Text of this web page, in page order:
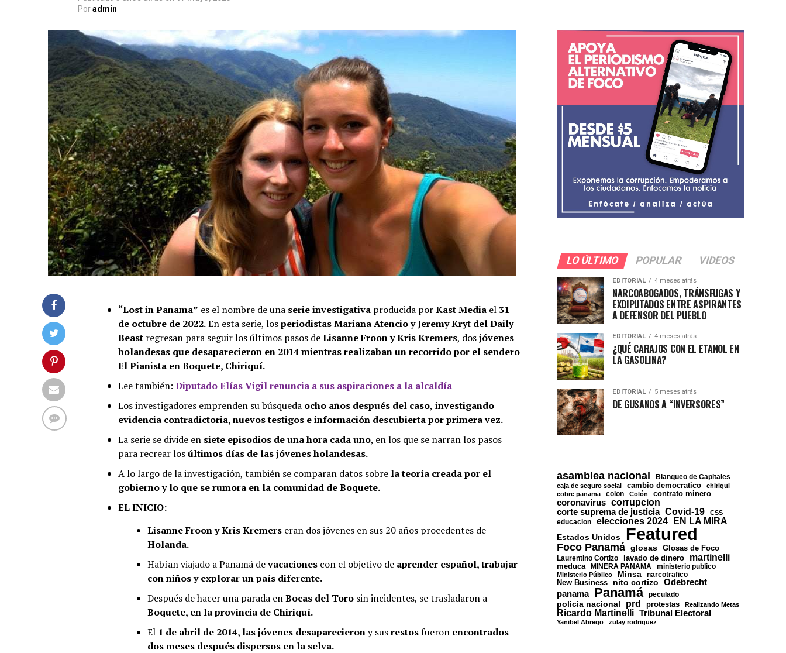
Poradmin
“Lost in Panama” es el nombre de una serie investigativa producida porKast Media el 31
de octubre de 2022.En esta serie, losperiodistas Mariana Atencio y Jeremy Kryt del Daily
Beast regresan para seguir los últimos pasos deLisanne Froon y Kris Kremers, dosjóvenes
holandesas que desaparecieron en 2014 mientras realizaban un recorrido por el sendero
El Pianista en Boquete, Chiriquí.
Lee también: Diputado Elías Vigil renuncia a sus aspiraciones a la alcaldía
Los investigadores emprenden su búsqueda ocho años después del caso, investigando
evidencia contradictoria, nuevos testigos e información descubierta por primera vez.
La serie se divide en siete episodios de una hora cada uno, en los que se narran los pasos
para recrear losúltimos días de las jóvenes holandesas.
A lo largo de la investigación, también se comparan datos sobre la teoría creada por el
gobierno y lo que se rumora en la comunidad de Boquete.
EL INICIO:
Lisanne Froon y Kris Kremers eran dos jóvenes en sus 20 años procedentes de
Holanda.
Habían viajado a Panamá devacaciones con el objetivo de aprender español, trabajar
con niños y explorar un país diferente.
Después de hacer una parada enBocas del Toro sin incidentes, se trasladaron a
Boquete, en la provincia de Chiriquí.
El 1 de abril de 2014, las jóvenes desaparecierony susrestosfueron encontrados
dos meses después dispersos en la selva.
LO ÚLTIMO POPULAR VIDEOS
EDITORIAL 4 meses atrás
NARCOABOGADOS, TRÁNSFUGAS Y
EXDIPUTADOS ENTRE ASPIRANTES
A DEFENSOR DEL PUEBLO
EDITORIAL 4 meses atrás
¿QUÉ CARAJOS CON EL ETANOL EN
LA GASOLINA?
EDITORIAL 5 meses atrás
DE GUSANOS A “INVERSORES”
asamblea nacional Blanqueo de Capitales
caja de seguro social cambio democratico
chiriqui
cobre panama
colon Colón contrato minero
coronavirus corrupcion
corte suprema de justicia Covid-19 CSS
educacion elecciones 2024 EN LA MIRA
Estados Unidos Featured
Foco Panamá glosas Glosas de Foco
Laurentino Cortizo lavado de dinero martinelli
meduca MINERA PANAMA ministerio publico
Ministerio Público Minsa
narcotrafico
New Business
nito cortizo Odebrecht
panama Panamá peculado
policia nacional prd protestas Realizando Metas
Ricardo Martinelli Tribunal Electoral
Yanibel Abrego zulay rodriguez